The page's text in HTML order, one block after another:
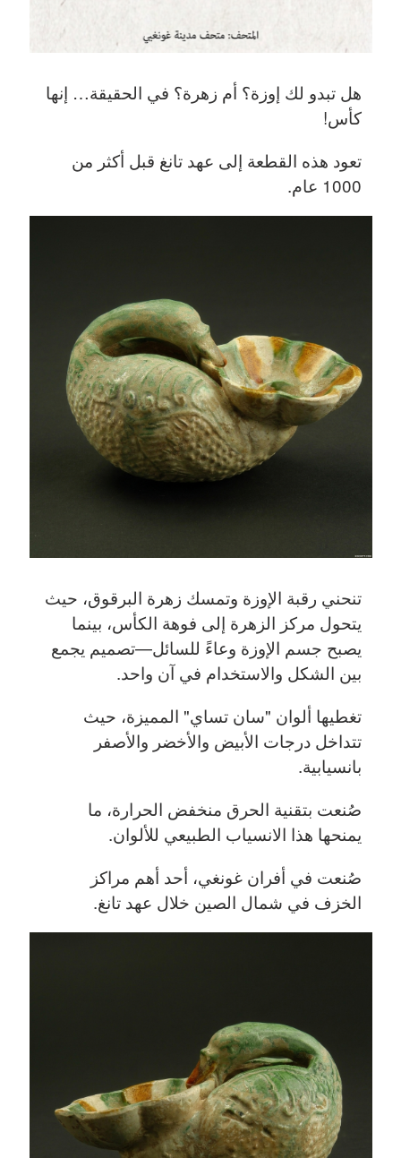
هل تبدو لك إوزة؟ أم زهرة؟ في الحقيقة… إنها
كأس!
تعود هذه القطعة إلى عهد تانغ قبل أكثر من
1000 عام.
تنحني رقبة الإوزة وتمسك زهرة البرقوق، حيث
يتحول مركز الزهرة إلى فوهة الكأس، بينما
يصبح جسم الإوزة وعاءً للسائل—تصميم يجمع
بين الشكل والاستخدام في آن واحد.
تغطيها ألوان "سان تساي" المميزة، حيث
تتداخل درجات الأبيض والأخضر والأصفر
بانسيابية.
صُنعت بتقنية الحرق منخفض الحرارة، ما
يمنحها هذا الانسياب الطبيعي للألوان.
صُنعت في أفران غونغي، أحد أهم مراكز
الخزف في شمال الصين خلال عهد تانغ.